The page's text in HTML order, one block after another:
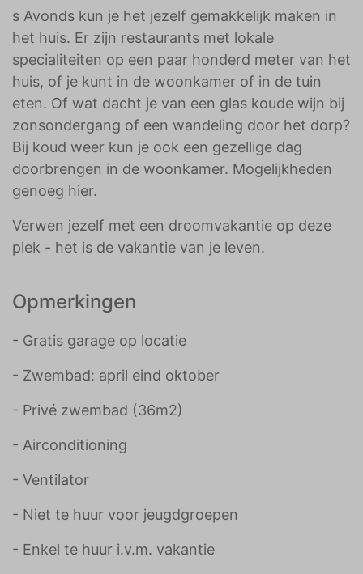
s Avonds kun je het jezelf gemakkelijk maken in
het huis. Er zijn restaurants met lokale
specialiteiten op een paar honderd meter van het
huis, of je kunt in de woonkamer of in de tuin
eten. Of wat dacht je van een glas koude wijn bij
zonsondergang of een wandeling door het dorp?
Bij koud weer kun je ook een gezellige dag
doorbrengen in de woonkamer. Mogelijkheden
genoeg hier.
Verwen jezelf met een droomvakantie op deze
plek - het is de vakantie van je leven.
Opmerkingen
- Gratis garage op locatie
- Zwembad: april eind oktober
- Privé zwembad (36m2)
- Airconditioning
- Ventilator
- Niet te huur voor jeugdgroepen
- Enkel te huur i.v.m. vakantie